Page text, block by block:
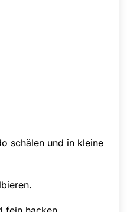
schälen und in kleine